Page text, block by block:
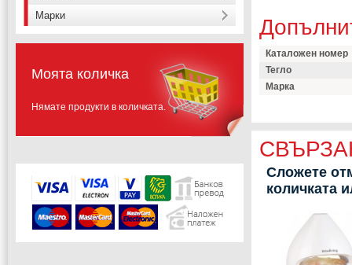
Каталожен номер
Тегло
Марка
Сложете
количката
Марки
Моята количка
Нямате продукти в количката.